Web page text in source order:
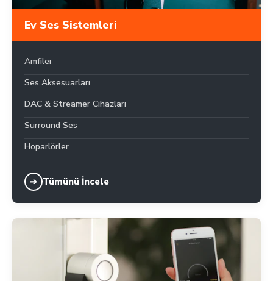
Ev Ses Sistemleri
Amfiler
Ses Aksesuarları
DAC & Streamer Cihazları
Surround Ses
Hoparlörler
➔ Tümünü İncele